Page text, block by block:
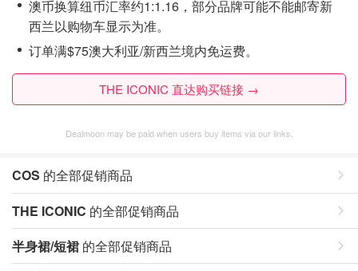
澳币换算纽币汇率约1:1.16，部分品牌可能不能邮寄新
西兰以购物车显示为准。
订单满$75澳大利亚/新西兰境内免运费。
THE ICONIC 直达购买链接 →
Dealmoon may be paid when users buy items via our links.
COS 的全部促销商品
THE ICONIC 的全部促销商品
半身裙/短裙 的全部促销商品